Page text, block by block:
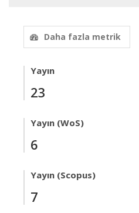
Daha fazla metrik
Yayın
23
Yayın (WoS)
6
Yayın (Scopus)
7